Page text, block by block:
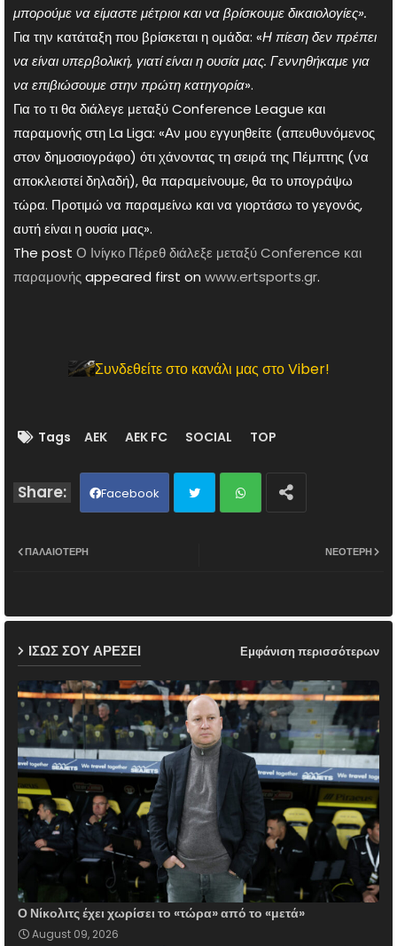
μπορούμε να είμαστε μέτριοι και να βρίσκουμε δικαιολογίες».
Για την κατάταξη που βρίσκεται η ομάδα: «Η πίεση δεν πρέπει
να είναι υπερβολική, γιατί είναι η ουσία μας. Γεννηθήκαμε για
να επιβιώσουμε στην πρώτη κατηγορία».
Για το τι θα διάλεγε μεταξύ Conference League και
παραμονής στη La Liga: «Αν μου εγγυηθείτε (απευθυνόμενος
στον δημοσιογράφο) ότι χάνοντας τη σειρά της Πέμπτης (να
αποκλειστεί δηλαδή), θα παραμείνουμε, θα το υπογράψω
τώρα. Προτιμώ να παραμείνω και να γιορτάσω το γεγονός,
αυτή είναι η ουσία μας».
The post Ο Ινίγκο Πέρεθ διάλεξε μεταξύ Conference και
παραμονήςappeared first on www.ertsports.gr.
Συνδεθείτε στο κανάλι μας στο Viber!
Tags AEK AEK FC SOCIAL TOP
Facebook
ap
p
ΝΕΌΤΕΡΗ
ΠΑΛΑΙΌΤΕΡΗ
ΙΣΩΣ ΣΟΥ ΑΡΕΣΕΙ Εμφάνιση περισσότερων
Ο Νίκολιτς έχει χωρίσει το «τώρα» από το «μετά»
August 09, 2026